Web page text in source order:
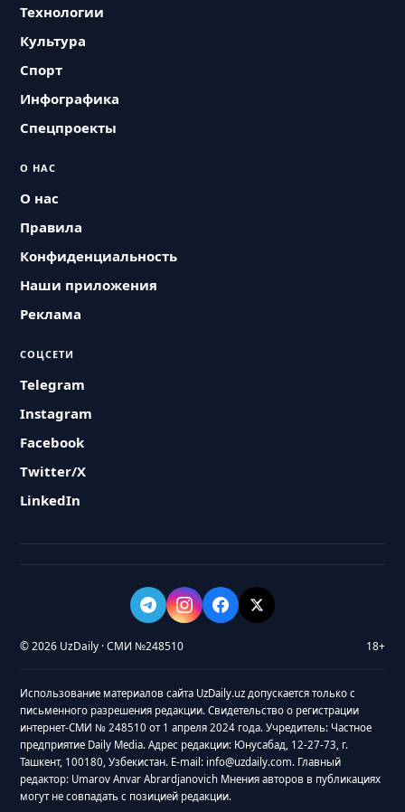
Технологии
Культура
Спорт
Инфографика
Спецпроекты
О НАС
О нас
Правила
Конфиденциальность
Наши приложения
Реклама
СОЦСЕТИ
Telegram
Instagram
Facebook
Twitter/X
LinkedIn
© 2026 UzDaily · СМИ №248510 18+
Использование материалов сайта UzDaily.uz допускается только с
письменного разрешения редакции. Свидетельство о регистрации
интернет-СМИ № 248510 от 1 апреля 2024 года. Учредитель: Частное
предприятие Daily Media. Адрес редакции: Юнусабад, 12-27-73, г.
Ташкент, 100180, Узбекистан. E-mail: info@uzdaily.com. Главный
редактор: Umarov Anvar Abrardjanovich Мнения авторов в публикациях
могут не совпадать с позицией редакции.